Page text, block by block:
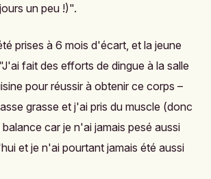
un peu !)".
prises à 6 mois d'écart, et la jeune
fait des efforts de dingue à la salle
pour réussir à obtenir ce corps –
grasse et j'ai pris du muscle (donc
car je n'ai jamais pesé aussi
et je n'ai pourtant jamais été aussi